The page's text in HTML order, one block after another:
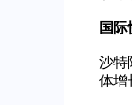
国际
沙特
体增